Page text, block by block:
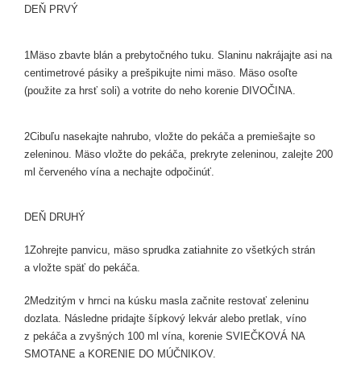
DEŇ PRVÝ
1Mäso zbavte blán a prebytočného tuku. Slaninu nakrájajte asi na
centimetrové pásiky a prešpikujte nimi mäso. Mäso osoľte
(použite za hrsť soli) a votrite do neho korenie DIVOČINA.
2Cibuľu nasekajte nahrubo, vložte do pekáča a premiešajte so
zeleninou. Mäso vložte do pekáča, prekryte zeleninou, zalejte 200
ml červeného vína a nechajte odpočinúť.
DEŇ DRUHÝ
1Zohrejte panvicu, mäso sprudka zatiahnite zo všetkých strán
a vložte späť do pekáča.
2Medzitým v hrnci na kúsku masla začnite restovať zeleninu
dozlata. Následne pridajte šípkový lekvár alebo pretlak, víno
z pekáča a zvyšných 100 ml vína, korenie SVIEČKOVÁ NA
SMOTANE a KORENIE DO MÚČNIKOV.